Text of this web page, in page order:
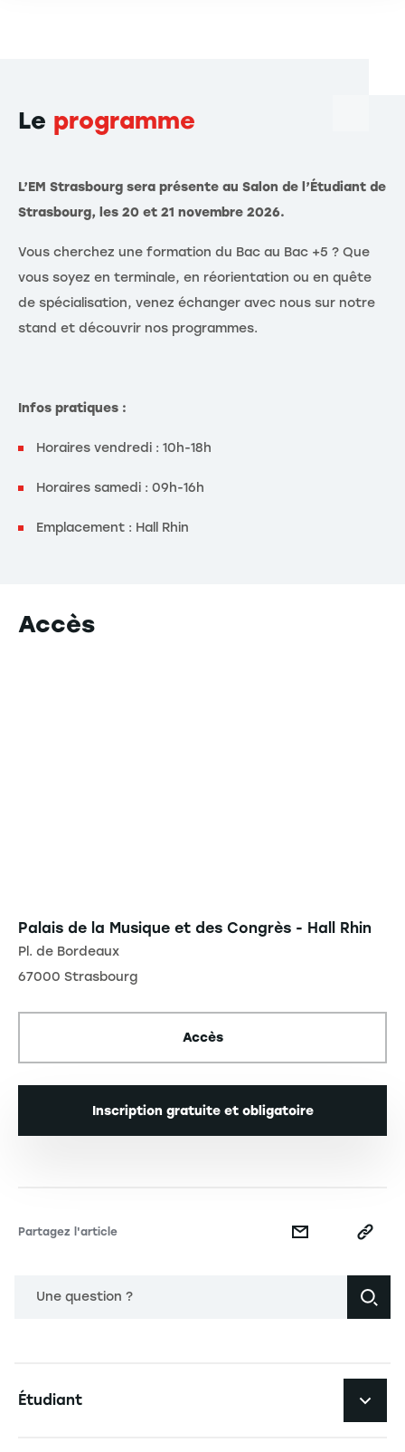
Le programme
L’EM Strasbourg sera présente au Salon de l’Étudiant de
Strasbourg, les 20 et 21 novembre 2026.
Vous cherchez une formation du Bac au Bac +5 ? Que
vous soyez en terminale, en réorientation ou en quête
de spécialisation, venez échanger avec nous sur notre
stand et découvrir nos programmes.
Infos pratiques :
Horaires vendredi : 10h-18h
Horaires samedi : 09h-16h
Emplacement : Hall Rhin
Accès
Palais de la Musique et des Congrès - Hall Rhin
Pl. de Bordeaux
67000 Strasbourg
Accès
Inscription gratuite et obligatoire
Partagez l'article
Une question ?
Étudiant